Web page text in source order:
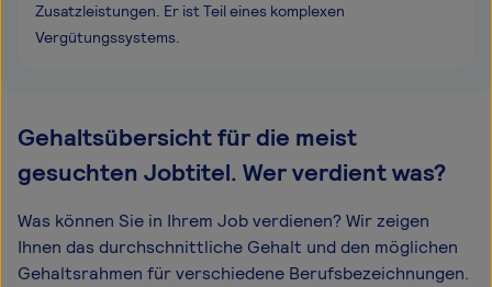
Zusatzleistungen. Er ist Teil eines komplexen
Vergütungssystems.
Gehaltsübersicht für die meist
gesuchten Jobtitel. Wer verdient was?
Was können Sie in Ihrem Job verdienen? Wir zeigen
Ihnen das durchschnittliche Gehalt und den möglichen
Gehaltsrahmen für verschiedene Berufsbezeichnungen.